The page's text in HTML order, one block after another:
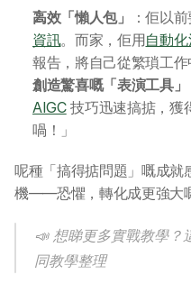
高效「懶人包」 ：佢以
資訊。而家，佢用自動
報告，將自己從繁瑣工作
創造驚喜嘅「表演工具」
AIGC 技巧迅速搞掂，獲
喎！」
呢種「搞得掂問題」嘅成
機——恐懼，轉化成更強大
📣 想睇更多實戰教學
同教學整理